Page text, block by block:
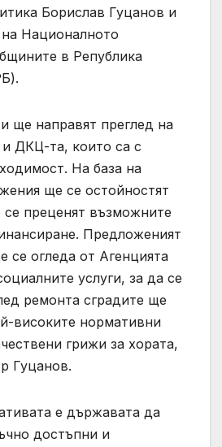
Борислав Гуцанов и
Националното
в Република
ще направят преглед на
ДКЦ-та, които са с
На база на
ще се остойностят
преценят възможните
Предложеният
се огледа от Агенцията
услуги, за да се
ремонта сградите ще
високите нормативни
грижи за хората,
Гуцанов.
е държавата да
достъпни и